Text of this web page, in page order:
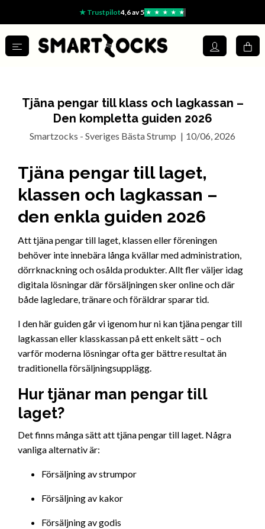
★ Trustpilot4,6 av 5 ★ ★ ★ ★ ★
Tjäna pengar till klass och lagkassan –
Den kompletta guiden 2026
Smartzocks - Sveriges Bästa Strump | 10/06, 2026
Tjäna pengar till laget,
klassen och lagkassan –
den enkla guiden 2026
Att tjäna pengar till laget, klassen eller föreningen
behöver inte innebära långa kvällar med administration,
dörrknackning och osålda produkter. Allt fler väljer idag
digitala lösningar där försäljningen sker online och där
både lagledare, tränare och föräldrar sparar tid.
I den här guiden går vi igenom hur ni kan tjäna pengar till
lagkassan eller klasskassan på ett enkelt sätt – och
varför moderna lösningar ofta ger bättre resultat än
traditionella försäljningsupplägg.
Hur tjänar man pengar till
laget?
Det finns många sätt att tjäna pengar till laget. Några
vanliga alternativ är:
Försäljning av strumpor
Försäljning av kakor
Försäljning av godis